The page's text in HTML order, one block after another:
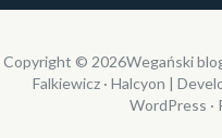
Copyright © 2026Wegański
Falkiewicz · Halcyon |
WordPress ·